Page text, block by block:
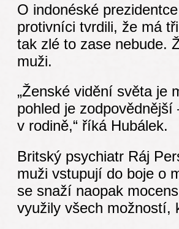
O indonéské
protivníci tvrdili, že má
tak zlé to zase nebude.
muži.
„Ženské vidění světa je
pohled je
v rodině,“ říká Hubálek.
Britský psychiatr Ráj
muži vstupují do boje o
se snaží naopak
využily všech možností,